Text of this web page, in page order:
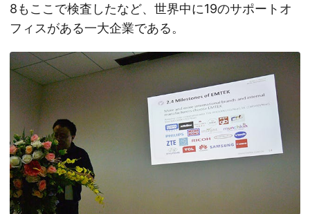
8もここで検査したなど、世界中に19のサポートオ
フィスがある一大企業である。